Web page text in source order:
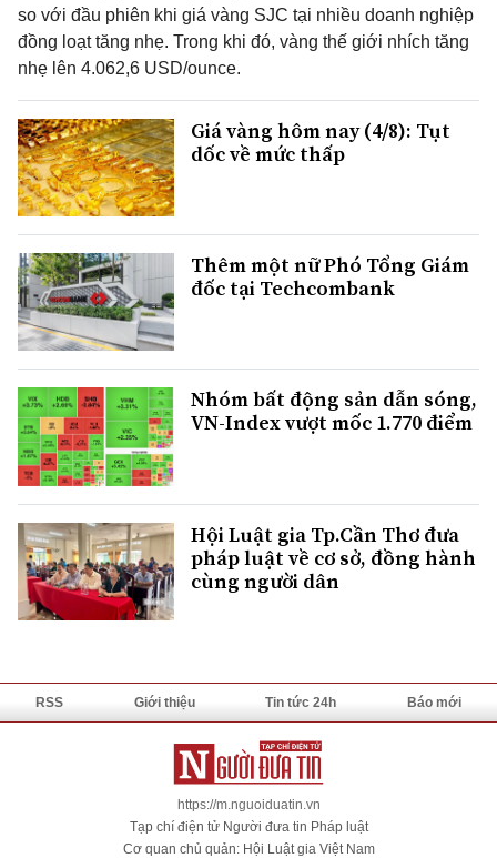
so với đầu phiên khi giá vàng SJC tại nhiều doanh nghiệp
đồng loạt tăng nhẹ. Trong khi đó, vàng thế giới nhích tăng
nhẹ lên 4.062,6 USD/ounce.
Giá vàng hôm nay (4/8): Tụt
dốc về mức thấp
Thêm một nữ Phó Tổng Giám
đốc tại Techcombank
Nhóm bất động sản dẫn sóng,
VN-Index vượt mốc 1.770 điểm
Hội Luật gia Tp.Cần Thơ đưa
pháp luật về cơ sở, đồng hành
cùng người dân
RSS Giới thiệu Tin tức 24h Báo mới
https://m.nguoiduatin.vn
Tạp chí điện tử Người đưa tin Pháp luật
Cơ quan chủ quản: Hội Luật gia Việt Nam